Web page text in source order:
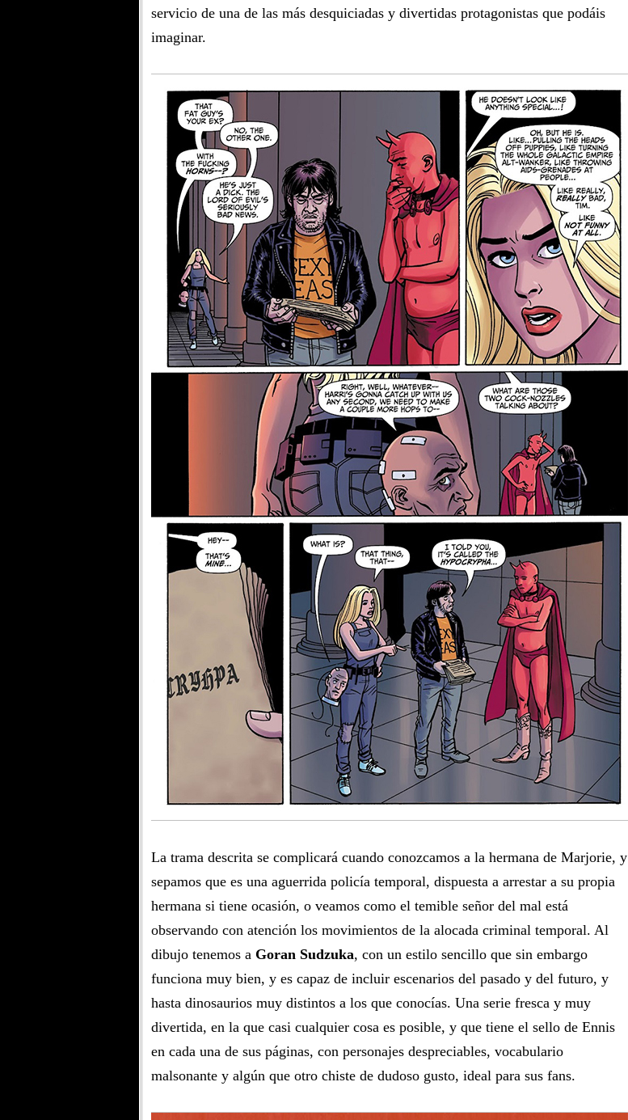
servicio de una de las más desquiciadas y divertidas protagonistas que podáis
imaginar.
La trama descrita se complicará cuando conozcamos a la hermana de Marjorie, y
sepamos que es una aguerrida policía temporal, dispuesta a arrestar a su propia
hermana si tiene ocasión, o veamos como el temible señor del mal está
observando con atención los movimientos de la alocada criminal temporal. Al
dibujo tenemos a Goran Sudzuka, con un estilo sencillo que sin embargo
funciona muy bien, y es capaz de incluir escenarios del pasado y del futuro, y
hasta dinosaurios muy distintos a los que conocías. Una serie fresca y muy
divertida, en la que casi cualquier cosa es posible, y que tiene el sello de Ennis
en cada una de sus páginas, con personajes despreciables, vocabulario
malsonante y algún que otro chiste de dudoso gusto, ideal para sus fans.